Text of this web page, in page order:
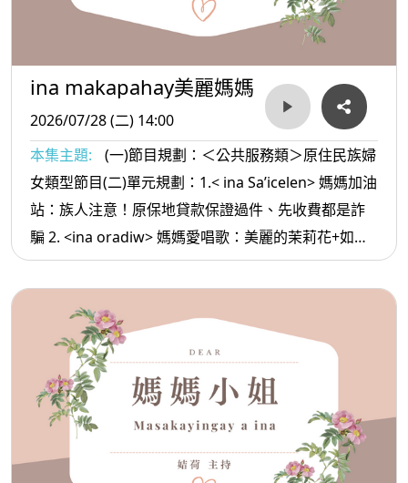
ina makapahay美麗媽媽
2026/07/28 (二) 14:00
本集主題:
(一)節目規劃：＜公共服務類＞原住民族婦
女類型節目(二)單元規劃：1.< ina Sa’icelen> 媽媽加油
站：族人注意！原保地貸款保證過件、先收費都是詐
騙 2. <ina oradiw> 媽媽愛唱歌：美麗的茉莉花+如果
只如果 3.< ina Masa’sa >媽媽放輕鬆:人的磁場很奇怪